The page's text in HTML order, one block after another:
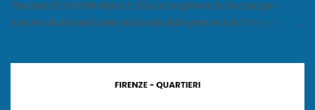
Toscana di 393.000 abitanti. È la terza provincia toscana per
numero di abitanti (preceduta solo dalle province di Firenze e Pisa)
a est con le province di Pistoia e di Firenze, a sud con la provincia di